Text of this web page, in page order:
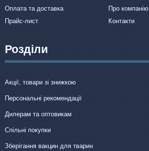
Оплата та доставка
Про компанію
Прайс-лист
Контакти
Розділи
Акції, товари зі знижкою
Персональні рекомендації
Дилерам та оптовикам
Спільні покупки
Зберігання вакцин для тварин